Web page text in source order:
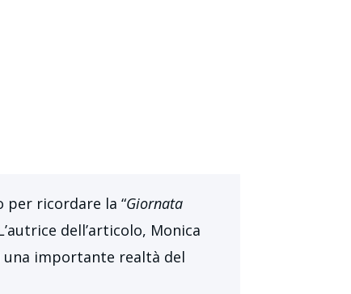
ricordare la “Giornata
dell’articolo, Monica
una importante realtà del